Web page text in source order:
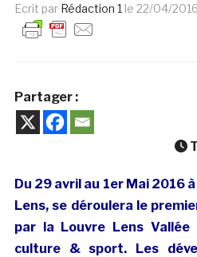
Ecrit par Rédaction 1 le 22/04/2016
Partager :
Du 29 avril au 1er Mai 2016
Lens, se déroulera le
par la Louvre Lens
culture & sport. Les